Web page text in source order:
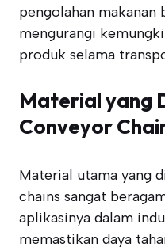
pengolahan makanan
mengurangi
produk selama
Material yang
Conveyor
Material utama yang
chains sangat
aplikasinya dalam
memastikan daya